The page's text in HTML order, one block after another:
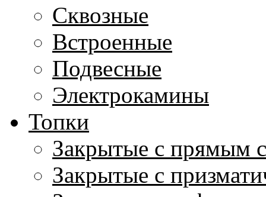
Сквозные
Встроенные
Подвесные
Электрокамины
Топки
Закрытые с прямым
Закрытые с